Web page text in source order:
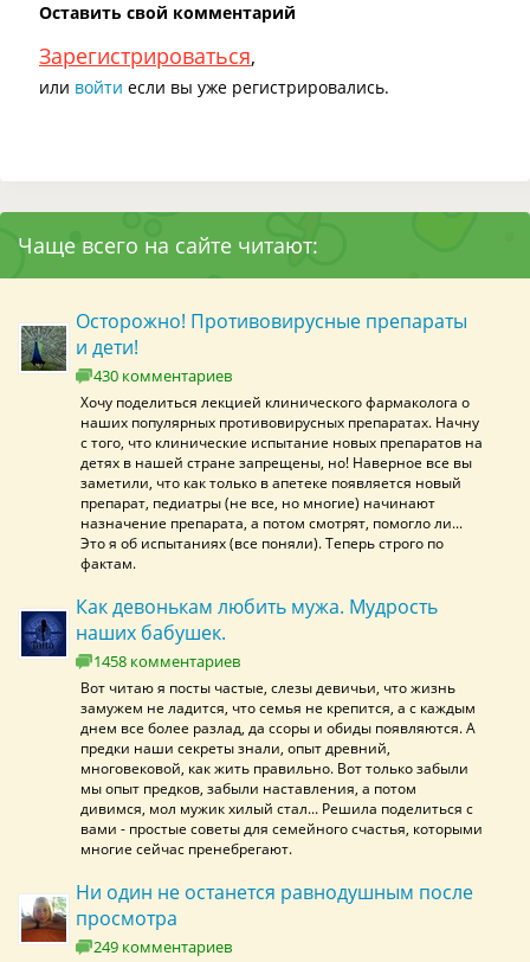
Оставить свой комментарий
Зарегистрироваться,
или войти если вы уже регистрировались.
Чаще всего на сайте читают:
Осторожно! Противовирусные препараты
и дети!
430 комментариев
Хочу поделиться лекцией клинического фармаколога о
наших популярных противовирусных препаратах. Начну
с того, что клинические испытание новых препаратов на
детях в нашей стране запрещены, но! Наверное все вы
заметили, что как только в апетеке появляется новый
препарат, педиатры (не все, но многие) начинают
назначение препарата, а потом смотрят, помогло ли...
Это я об испытаниях (все поняли). Теперь строго по
фактам.
Как девонькам любить мужа. Мудрость
наших бабушек.
1458 комментариев
Вот читаю я посты частые, слезы девичьи, что жизнь
замужем не ладится, что семья не крепится, а с каждым
днем все более разлад, да ссоры и обиды появляются. А
предки наши секреты знали, опыт древний,
многовековой, как жить правильно. Вот только забыли
мы опыт предков, забыли наставления, а потом
дивимся, мол мужик хилый стал... Решила поделиться с
вами - простые советы для семейного счастья, которыми
многие сейчас пренебрегают.
Ни один не останется равнодушным после
просмотра
249 комментариев